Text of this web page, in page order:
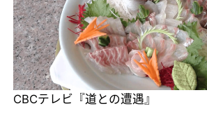
CBCテレビ『道との遭遇』